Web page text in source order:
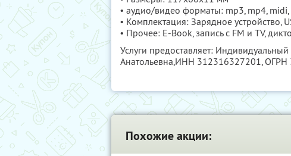
• аудио/видео форматы: mp3, mp4, midi,
• Комплектация: Зарядное устройство,
• Прочее: Е-Book, запись с FM и TV,
Услуги предоставляет:
Анатольевна,ИНН 312316327201, ОГРН
Похожие акции: